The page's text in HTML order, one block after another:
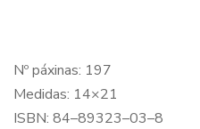
Nº páxinas: 197
Medidas: 14×21
ISBN: 84–89323–03–8